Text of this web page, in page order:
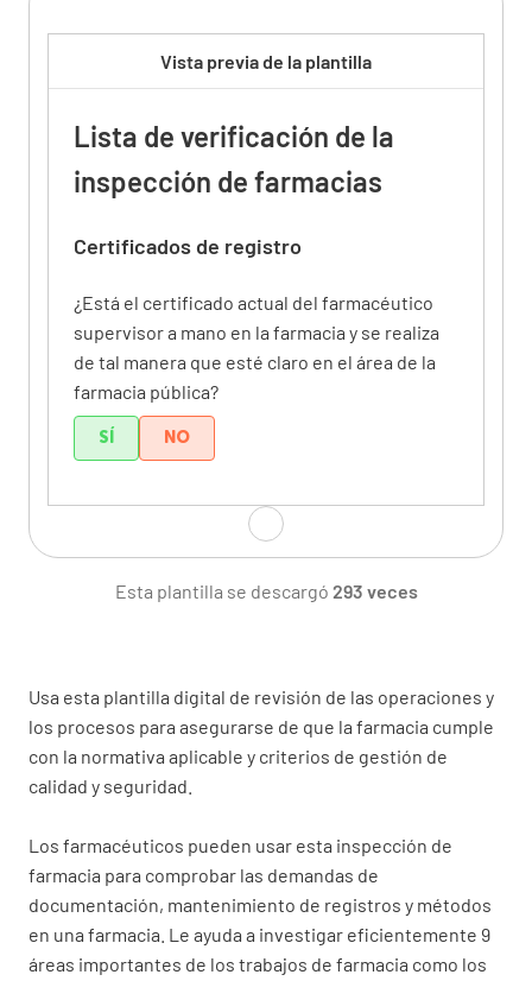
Usa esta plantilla digital de revisión de las operaciones y
los procesos para asegurarse de que la farmacia cumple
con la normativa aplicable y criterios de gestión de
calidad y seguridad.
Los farmacéuticos pueden usar esta inspección de
farmacia para comprobar las demandas de
documentación, mantenimiento de registros y métodos
en una farmacia. Le ayuda a investigar eficientemente 9
áreas importantes de los trabajos de farmacia como los
Vista previa de la plantilla
Lista de verificación de la
inspección de farmacias
Certificados de registro
¿Está el certificado actual del farmacéutico
supervisor a mano en la farmacia y se realiza
de tal manera que esté claro en el área de la
farmacia pública?
SÍ NO
farmacia está a mano en la farmacia y se
NO
Almacenamiento de medicamentos
¿Están todos los medicamentos puestos en la
farmacia en fecha y existe un sistema
documentado de gestión de la fecha de
caducidad? Las fechas de caducidad de los
Esta plantilla se descargó 293 veces